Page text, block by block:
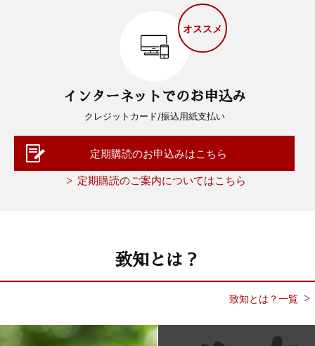
オススメ
インターネットでのお申込み
クレジットカード/振込用紙支払い
定期購読のお申込みはこちら
定期購読のご案内についてはこちら
致知とは？
致知とは？一覧